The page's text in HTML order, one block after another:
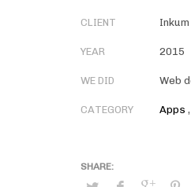
outsourcing. Credibly
CLIENT Inkum
YEAR 2015
WE DID Web
CATEGORY Apps ,